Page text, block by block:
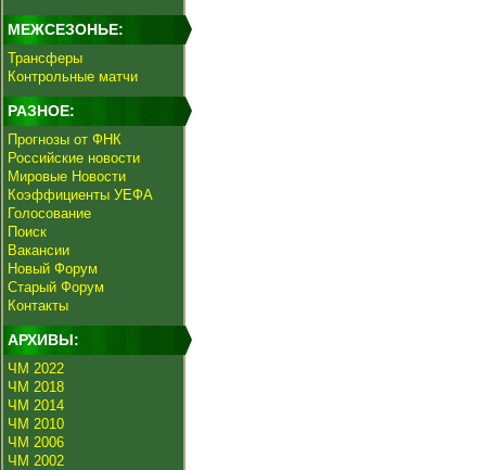
МЕЖСЕЗОНЬЕ:
Трансферы
Контрольные матчи
РАЗНОЕ:
Прогнозы от ФНК
Российские новости
Мировые Новости
Коэффициенты УЕФА
Голосование
Поиск
Вакансии
Новый Форум
Старый Форум
Контакты
АРХИВЫ:
ЧМ 2022
ЧМ 2018
ЧМ 2014
ЧМ 2010
ЧМ 2006
ЧМ 2002